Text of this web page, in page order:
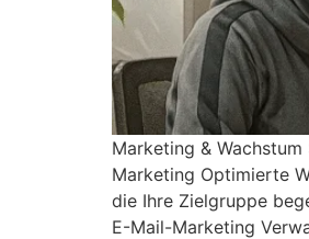
Marketing &
Marketing Optimierte
die Ihre Zielgruppe
E-Mail-Marketing